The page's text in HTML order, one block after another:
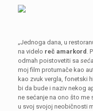
„Jednoga dana, u
na videlo reč amarkord .
odmah poistovetiti sa
moj film protumače kao
kao zvuk vergla, fonetski
bi da bude i naziv nekog
ne sećanje na ono što me
u svoj svojoj neobičnosti